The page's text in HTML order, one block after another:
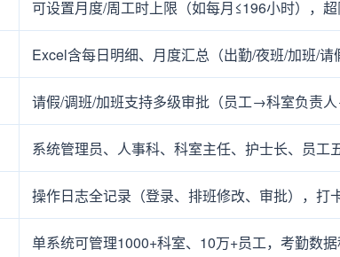
可设置月度/周工时上限（如每月≤196小时），
Excel含每日明细、月度汇总（出勤/夜班/加班/
请假/调班/加班支持多级审批（员工→科室负责人
系统管理员、人事科、科室主任、护士长、员工
操作日志全记录（登录、排班修改、审批），打
单系统可管理1000+科室、10万+员工，考勤数